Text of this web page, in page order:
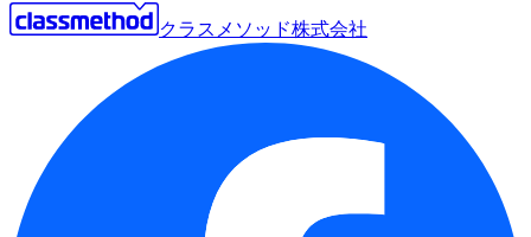
クラスメソッド株式会社